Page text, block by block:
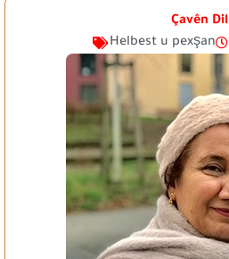
Çavên Dil
Helbest u pexşan